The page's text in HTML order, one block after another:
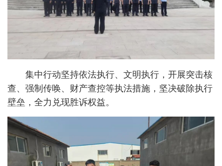
集中行动坚持依法执行、文明执行，开展突击核
查、强制传唤、财产查控等执法措施，坚决破除执行
壁垒，全力兑现胜诉权益。